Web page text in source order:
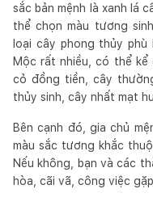
sắc bản mệnh là xanh lá
thể chọn màu tương
loại cây phong thủy
Mộc rất nhiều, có thể
cỏ đồng tiền, cây
thủy sinh, cây nhất mạt
Bên cạnh đó, gia chủ
màu sắc tương khắc
Nếu không, bạn và các
hòa, cãi vã, công việc